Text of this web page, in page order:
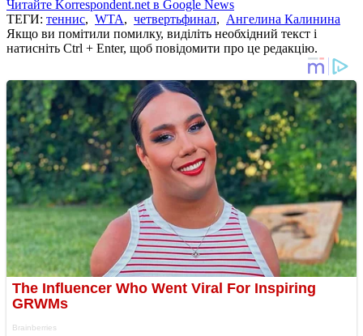
Читайте Korrespondent.net в Google News
ТЕГИ: теннис, WTA, четвертьфинал, Ангелина Калинина
Якщо ви помітили помилку, виділіть необхідний текст і
натисніть Ctrl + Enter, щоб повідомити про це редакцію.